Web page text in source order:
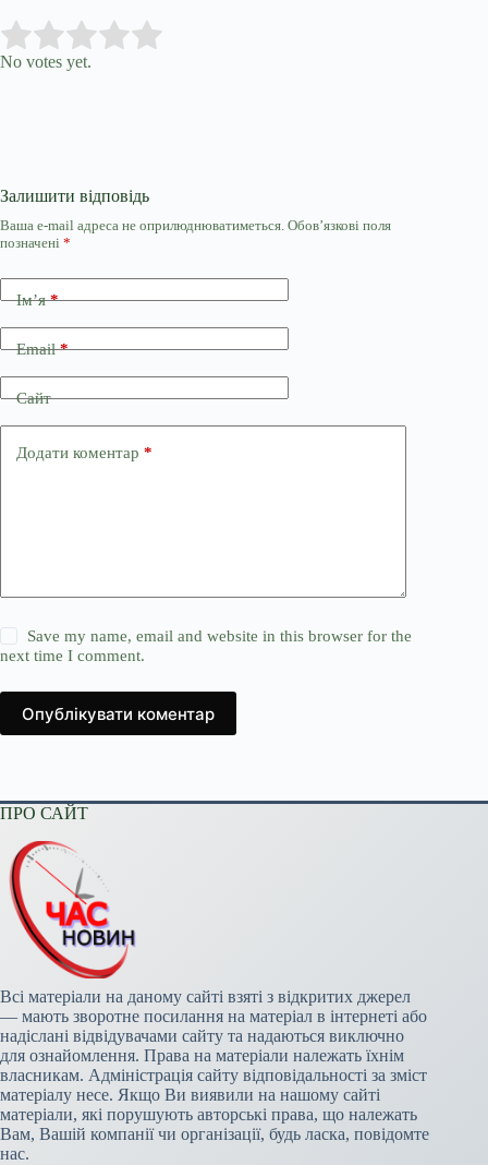
Rate this item:
No votes yet.
Залишити відповідь
Ваша e-mail адреса не оприлюднюватиметься. Обов’язкові поля
позначені *
Ім’я*
Email*
Сайт
Додати коментар *
Save my name, email and website in this browser for the
next time I comment.
Опублікувати коментар
ПРО САЙТ
Всі матеріали на даному сайті взяті з відкритих джерел
— мають зворотне посилання на матеріал в інтернеті або
надіслані відвідувачами сайту та надаються виключно
для ознайомлення. Права на матеріали належать їхнім
власникам. Адміністрація сайту відповідальності за зміст
матеріалу несе. Якщо Ви виявили на нашому сайті
матеріали, які порушують авторські права, що належать
Вам, Вашій компанії чи організації, будь ласка, повідомте
нас.